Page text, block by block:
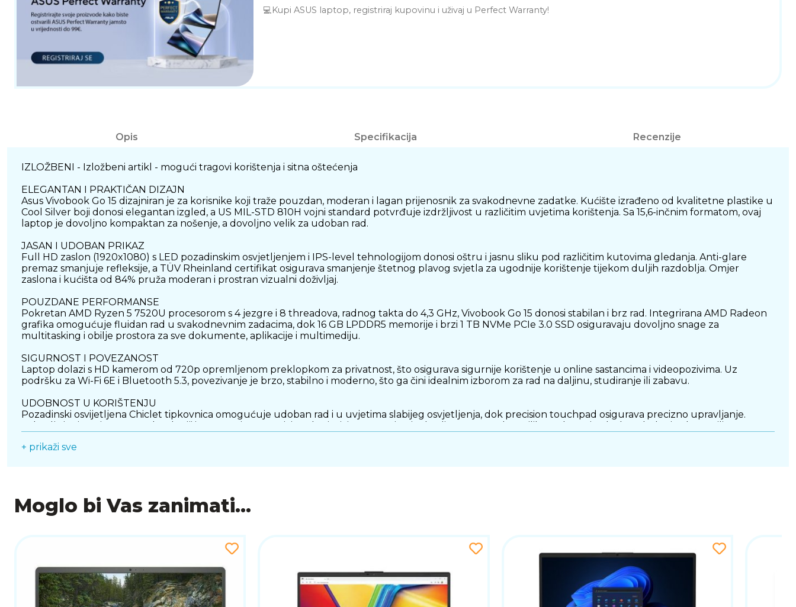
💻Kupi ASUS laptop, registriraj kupovinu i uživaj u Perfect Warranty!
Opis Specifikacija Recenzije
IZLOŽBENI - Izložbeni artikl - mogući tragovi korištenja i sitna oštećenja
ELEGANTAN I PRAKTIČAN DIZAJN
Asus Vivobook Go 15 dizajniran je za korisnike koji traže pouzdan, moderan i lagan prijenosnik za svakodnevne zadatke. Kućište izrađeno od kvalitetne plastike u
Cool Silver boji donosi elegantan izgled, a US MIL-STD 810H vojni standard potvrđuje izdržljivost u različitim uvjetima korištenja. Sa 15,6-inčnim formatom, ovaj
laptop je dovoljno kompaktan za nošenje, a dovoljno velik za udoban rad.
JASAN I UDOBAN PRIKAZ
Full HD zaslon (1920x1080) s LED pozadinskim osvjetljenjem i IPS-level tehnologijom donosi oštru i jasnu sliku pod različitim kutovima gledanja. Anti-glare
premaz smanjuje refleksije, a TÜV Rheinland certifikat osigurava smanjenje štetnog plavog svjetla za ugodnije korištenje tijekom duljih razdoblja. Omjer
zaslona i kućišta od 84% pruža moderan i prostran vizualni doživljaj.
POUZDANE PERFORMANSE
Pokretan AMD Ryzen 5 7520U procesorom s 4 jezgre i 8 threadova, radnog takta do 4,3 GHz, Vivobook Go 15 donosi stabilan i brz rad. Integrirana AMD Radeon
grafika omogućuje fluidan rad u svakodnevnim zadacima, dok 16 GB LPDDR5 memorije i brzi 1 TB NVMe PCIe 3.0 SSD osiguravaju dovoljno snage za
multitasking i obilje prostora za sve dokumente, aplikacije i multimediju.
SIGURNOST I POVEZANOST
Laptop dolazi s HD kamerom od 720p opremljenom preklopkom za privatnost, što osigurava sigurnije korištenje u online sastancima i videopozivima. Uz
podršku za Wi-Fi 6E i Bluetooth 5.3, povezivanje je brzo, stabilno i moderno, što ga čini idealnim izborom za rad na daljinu, studiranje ili zabavu.
UDOBNOST U KORIŠTENJU
Pozadinski osvijetljena Chiclet tipkovnica omogućuje udoban rad i u uvjetima slabijeg osvjetljenja, dok precision touchpad osigurava precizno upravljanje.
Zahvaljujući SonicMaster tehnologiji i ugrađenim zvučnicima, korisnici mogu uživati u kvalitetnom zvuku prilikom slušanja glazbe, gledanja filmova ili
POUZDANA BATERIJA
Laptop je opremljen 42 Wh baterijom koja, u kombinaciji s energetski učinkovitim hardverom, pruža dugotrajno korištenje bez potrebe za čestim punjenjem.
Asus Vivobook Go 15 je praktičan i elegantan laptop koji kombinira moderan dizajn, Full HD IPS-level zaslon, snažan AMD Ryzen 5 procesor, 16 GB memorije i 1
TB SSD. Uz bogate opcije povezivanja, sigurnosne značajke i pouzdanu bateriju, idealan je izbor za studente, poslovne korisnike i sve one koji traže balans
između performansi, mobilnosti i cijene.
+ prikaži sve
Moglo bi Vas zanimati...